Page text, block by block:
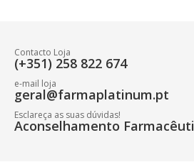
Contacto Loja
(+351) 258 822 674
e-mail loja
geral@farmaplatinum.pt
Esclareça as suas dúvidas!
Aconselhamento